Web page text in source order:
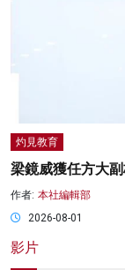
灼見教育
梁鏡威獲任方大
作者: 本社編輯部
2026-08-01
影片